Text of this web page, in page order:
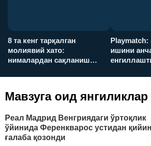
8 та кенг тарқалган
молиявий хато:
нималардан сақланиш
ишини
Мавзуга оид янгиликлар
Реал Мадрид Венгриядаги ўртоқлик
ўйинида Ференкварос устидан қийин
ғалаба қозонди